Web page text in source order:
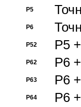
P5
P6
P52 P5
P62 P6
P63 P6
P64 P6